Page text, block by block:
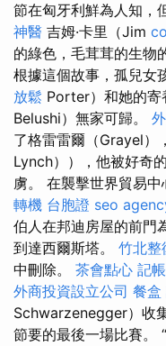
節在匈牙利鮮為人知，
神醫 吉姆·卡里（Jim
的綠色，毛茸茸的生物
根據這個故事，孤兒女
放鬆 Porter）和她的寄
Belushi）無家可歸。
了格雷雷爾（Grayel）
Lynch）），他被好奇
虜。 在襲擊世界貿易中
轉機 台胞證 seo
伯人在邦迪房屋的前門
到達西爾斯塔。 竹北整
中刪除。 茶會點心 記
外商投資設立公司 餐盒
Schwarzenegger）收
節要的最後一場比賽。